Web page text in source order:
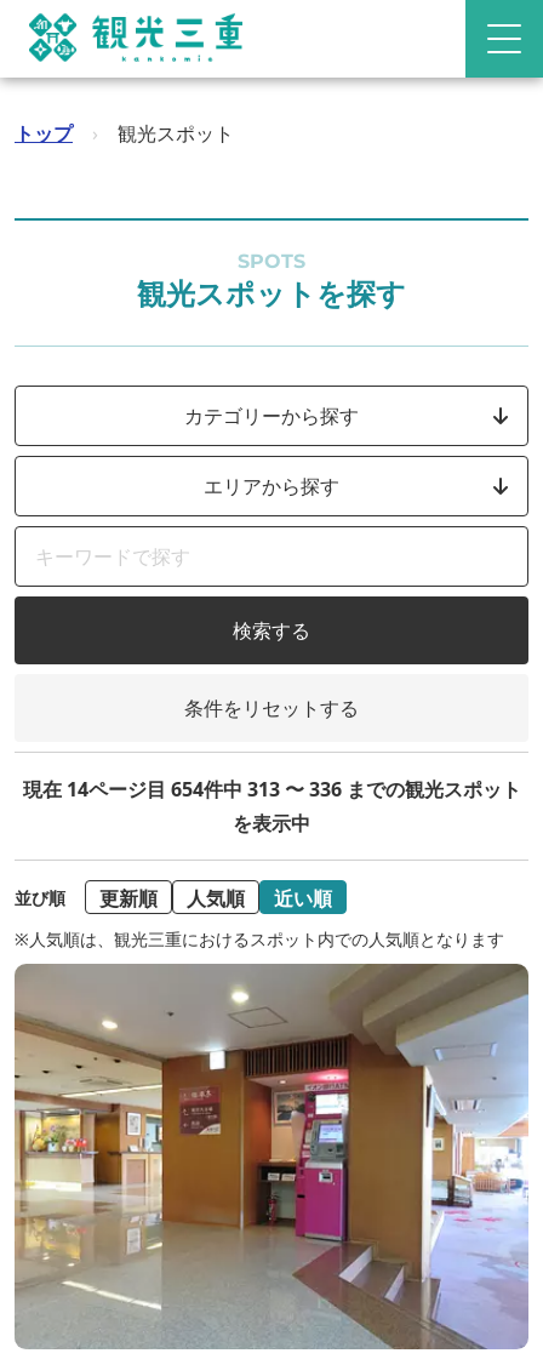
トップ › 観光スポット
SPOTS
観光スポットを探す
カテゴリーから探す
エリアから探す
検索する
条件をリセットする
現在 14ページ目 654件中 313 〜 336 までの観光スポット
を表示中
並び順 更新順 人気順 近い順
※人気順は、観光三重におけるスポット内での人気順となります